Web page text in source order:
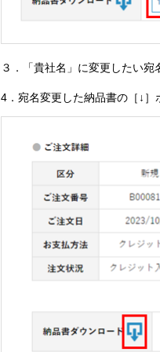
３．「貴社名」に変更したい宛
4．宛名変更した納品書の［↓